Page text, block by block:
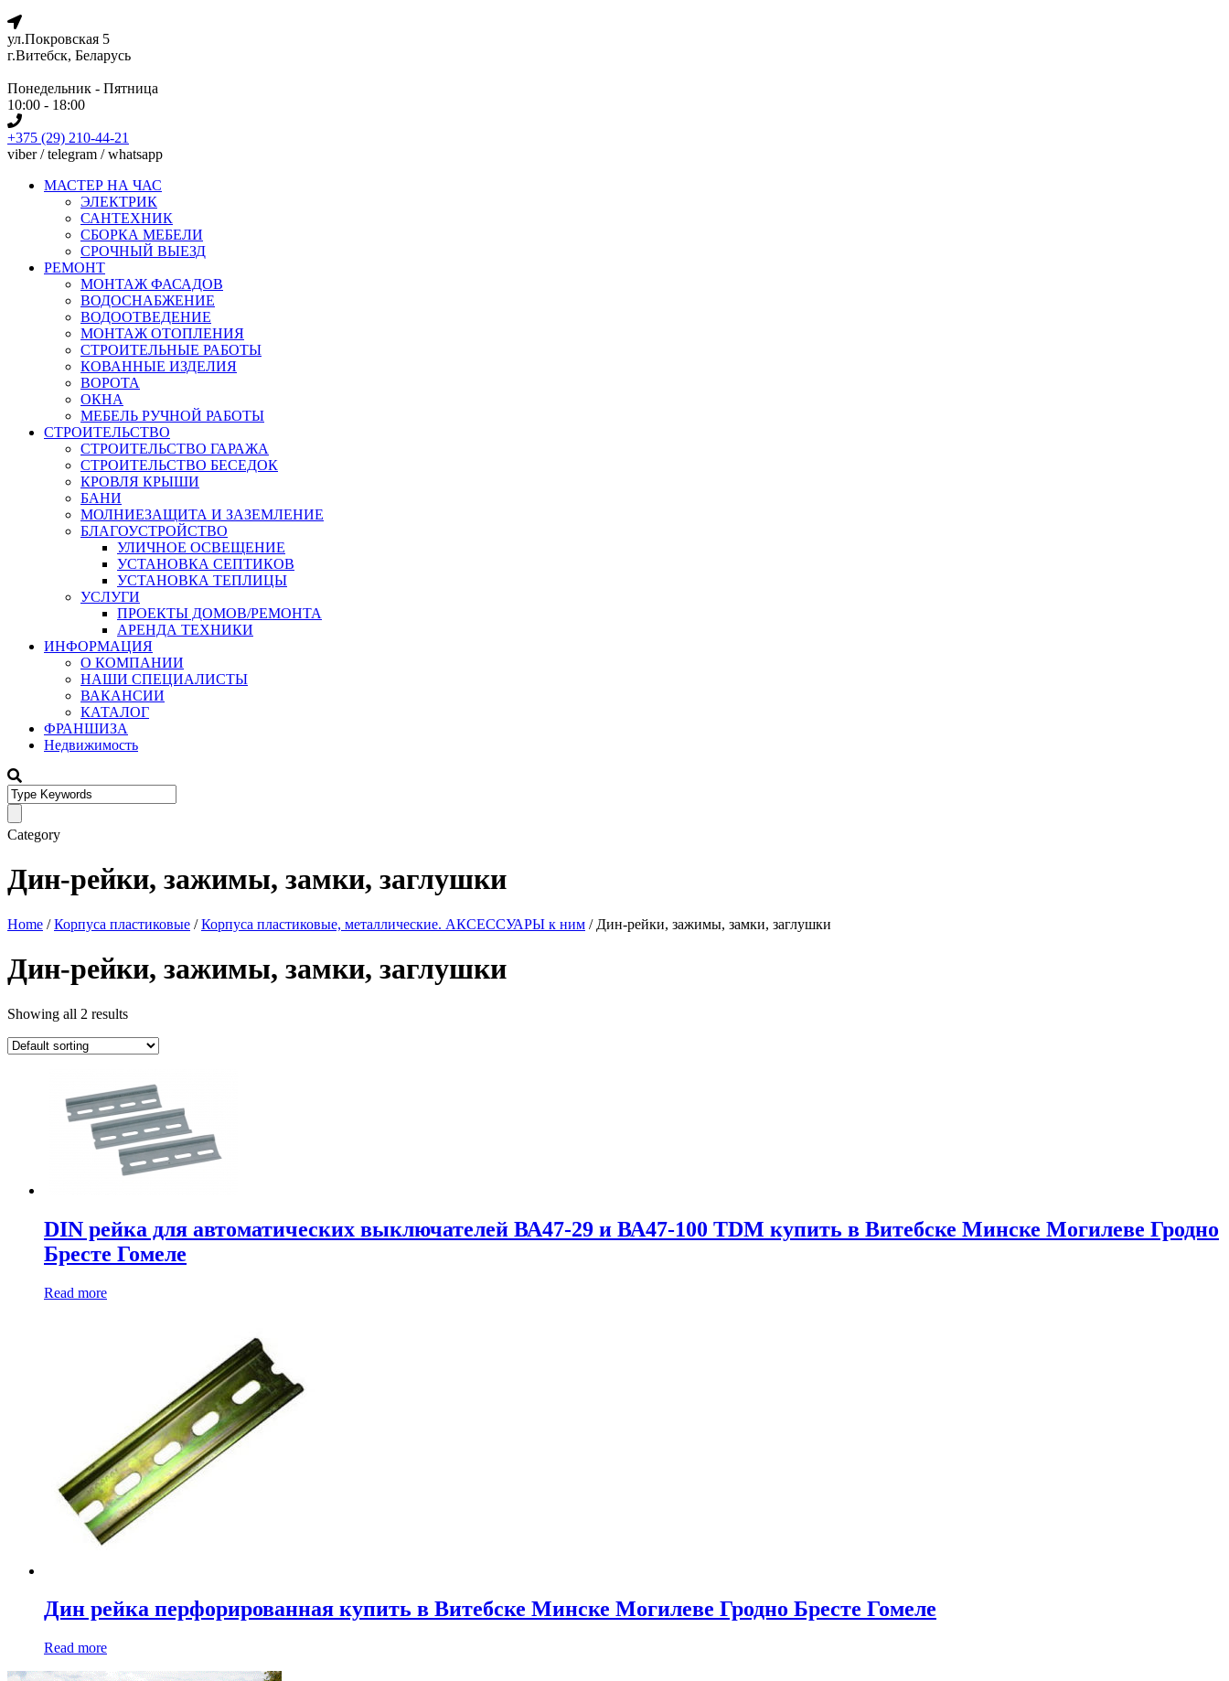
ул.Покровская 5
г.Витебск, Беларусь
Понедельник - Пятница
10:00 - 18:00
+375 (29) 210-44-21
viber / telegram / whatsapp
МАСТЕР НА ЧАС
ЭЛЕКТРИК
САНТЕХНИК
СБОРКА МЕБЕЛИ
СРОЧНЫЙ ВЫЕЗД
РЕМОНТ
МОНТАЖ ФАСАДОВ
ВОДОСНАБЖЕНИЕ
ВОДООТВЕДЕНИЕ
МОНТАЖ ОТОПЛЕНИЯ
СТРОИТЕЛЬНЫЕ РАБОТЫ
КОВАННЫЕ ИЗДЕЛИЯ
ВОРОТА
ОКНА
МЕБЕЛЬ РУЧНОЙ РАБОТЫ
СТРОИТЕЛЬСТВО
СТРОИТЕЛЬСТВО ГАРАЖА
СТРОИТЕЛЬСТВО БЕСЕДОК
КРОВЛЯ КРЫШИ
БАНИ
МОЛНИЕЗАЩИТА И ЗАЗЕМЛЕНИЕ
БЛАГОУСТРОЙСТВО
УЛИЧНОЕ ОСВЕЩЕНИЕ
УСТАНОВКА СЕПТИКОВ
УСТАНОВКА ТЕПЛИЦЫ
УСЛУГИ
ПРОЕКТЫ ДОМОВ/РЕМОНТА
АРЕНДА ТЕХНИКИ
ИНФОРМАЦИЯ
О КОМПАНИИ
НАШИ СПЕЦИАЛИСТЫ
ВАКАНСИИ
КАТАЛОГ
ФРАНШИЗА
Недвижимость
Category
Дин-рейки, зажимы, замки, заглушки
Home /Корпуса пластиковые /Корпуса пластиковые, металлические. АКСЕССУАРЫ к ним / Дин-рейки, зажимы, замки, заглушки
Дин-рейки, зажимы, замки, заглушки
Showing all 2 results
DIN рейка для автоматических выключателей ВА47-29 и ВА47-100 TDM купить в Витебске Минске Могилеве Гродно
Бресте Гомеле
Read more
Дин рейка перфорированная купить в Витебске Минске Могилеве Гродно Бресте Гомеле
Read more